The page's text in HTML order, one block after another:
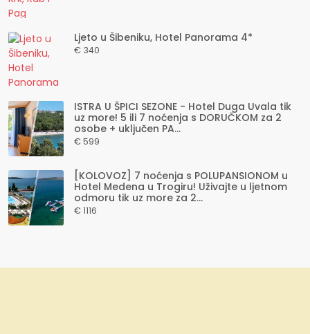
Ljeto u Šibeniku, Hotel Panorama 4*
€ 340
ISTRA U ŠPICI SEZONE - Hotel Duga Uvala tik
uz more! 5 ili 7 noćenja s DORUČKOM za 2
osobe + uključen PA...
€ 599
[KOLOVOZ] 7 noćenja s POLUPANSIONOM u
Hotel Medena u Trogiru! Uživajte u ljetnom
odmoru tik uz more za 2...
€ 1116